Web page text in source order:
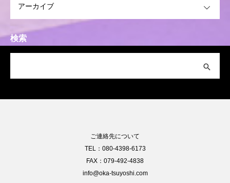
検索
ご連絡先について
TEL：080-4398-6173
FAX：079-492-4838
info@oka-tsuyoshi.com